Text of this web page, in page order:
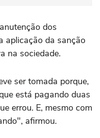
dos
aplicação da sanção
na sociedade.
ser tomada porque,
está pagando duas
errou. E, mesmo com
afirmou.